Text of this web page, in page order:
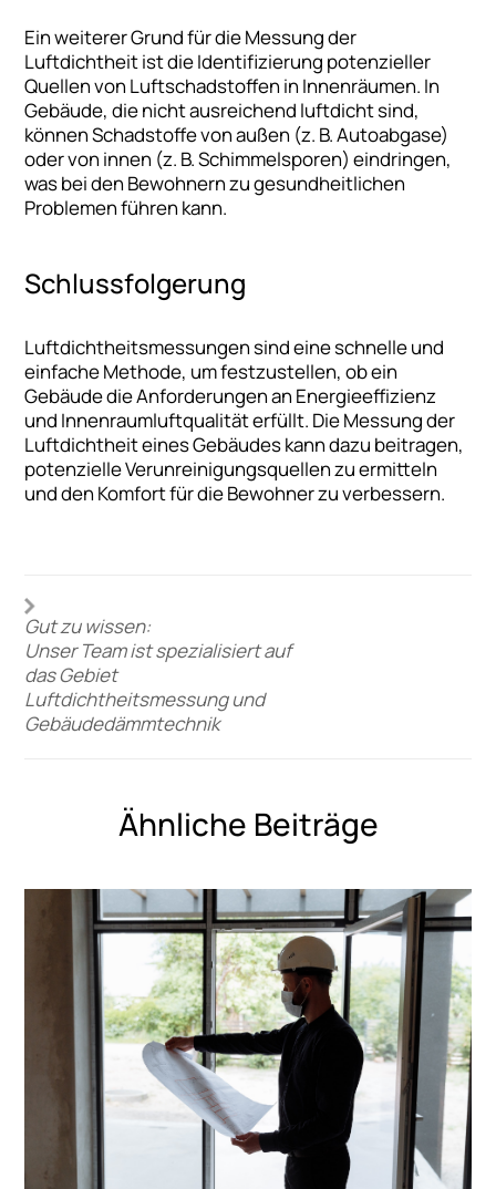
Ein weiterer Grund für die Messung der
Luftdichtheit ist die Identifizierung potenzieller
Quellen von Luftschadstoffen in Innenräumen. In
Gebäude, die nicht ausreichend luftdicht sind,
können Schadstoffe von außen (z. B. Autoabgase)
oder von innen (z. B. Schimmelsporen) eindringen,
was bei den Bewohnern zu gesundheitlichen
Problemen führen kann.
Schlussfolgerung
Luftdichtheitsmessungen sind eine schnelle und
einfache Methode, um festzustellen, ob ein
Gebäude die Anforderungen an Energieeffizienz
und Innenraumluftqualität erfüllt. Die Messung der
Luftdichtheit eines Gebäudes kann dazu beitragen,
potenzielle Verunreinigungsquellen zu ermitteln
und den Komfort für die Bewohner zu verbessern.
Gut zu wissen:
Unser Team ist spezialisiert auf
das Gebiet
Luftdichtheitsmessung und
Gebäudedämmtechnik
Ähnliche Beiträge